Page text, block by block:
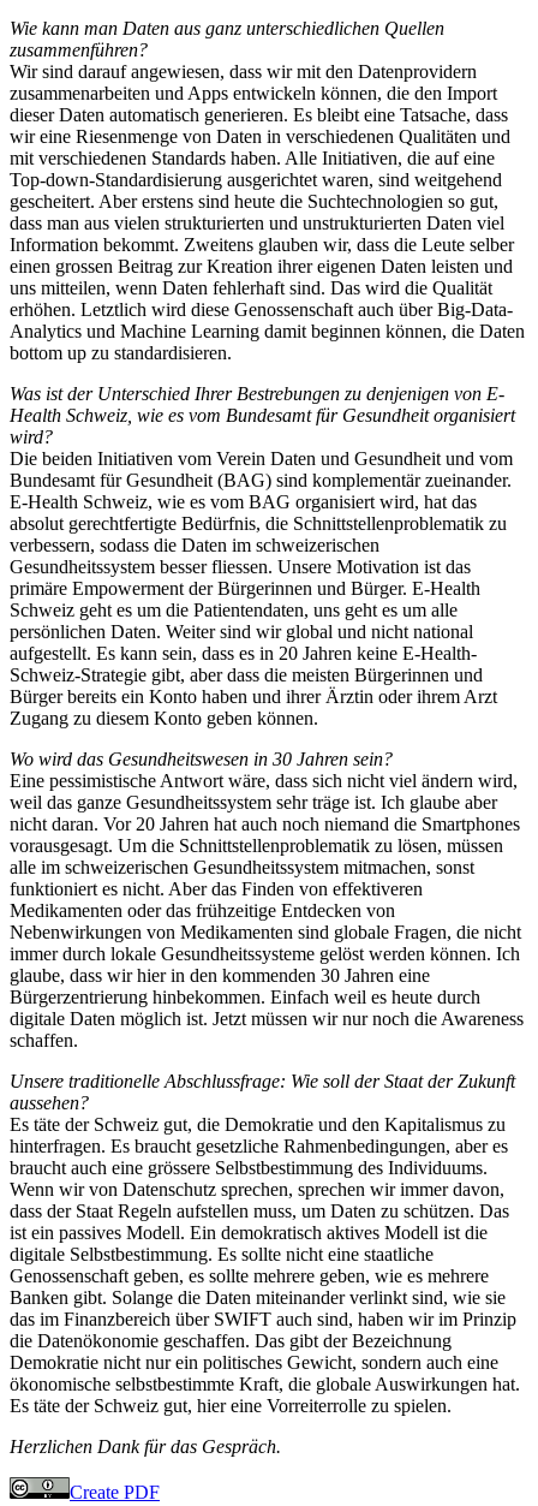
Wie kann man Daten aus ganz unterschiedlichen Quellen
zusammenführen?
Wir sind darauf angewiesen, dass wir mit den Datenprovidern
zusammenarbeiten und Apps entwickeln können, die den Import
dieser Daten automatisch generieren. Es bleibt eine Tatsache, dass
wir eine Riesenmenge von Daten in verschiedenen Qualitäten und
mit verschiedenen Standards haben. Alle Initiativen, die auf eine
Top-down-Standardisierung ausgerichtet waren, sind weitgehend
gescheitert. Aber erstens sind heute die Suchtechnologien so gut,
dass man aus vielen strukturierten und unstrukturierten Daten viel
Information bekommt. Zweitens glauben wir, dass die Leute selber
einen grossen Beitrag zur Kreation ihrer eigenen Daten leisten und
uns mitteilen, wenn Daten fehlerhaft sind. Das wird die Qualität
erhöhen. Letztlich wird diese Genossenschaft auch über Big-Data-
Analytics und Machine Learning damit beginnen können, die Daten
bottom up zu standardisieren.
Was ist der Unterschied Ihrer Bestrebungen zu denjenigen von E-
Health Schweiz, wie es vom Bundesamt für Gesundheit organisiert
wird?
Die beiden Initiativen vom Verein Daten und Gesundheit und vom
Bundesamt für Gesundheit (BAG) sind komplementär zueinander.
E-Health Schweiz, wie es vom BAG organisiert wird, hat das
absolut gerechtfertigte Bedürfnis, die Schnittstellenproblematik zu
verbessern, sodass die Daten im schweizerischen
Gesundheitssystem besser fliessen. Unsere Motivation ist das
primäre Empowerment der Bürgerinnen und Bürger. E-Health
Schweiz geht es um die Patientendaten, uns geht es um alle
persönlichen Daten. Weiter sind wir global und nicht national
aufgestellt. Es kann sein, dass es in 20 Jahren keine E-Health-
Schweiz-Strategie gibt, aber dass die meisten Bürgerinnen und
Bürger bereits ein Konto haben und ihrer Ärztin oder ihrem Arzt
Zugang zu diesem Konto geben können.
Wo wird das Gesundheitswesen in 30 Jahren sein?
Eine pessimistische Antwort wäre, dass sich nicht viel ändern wird,
weil das ganze Gesundheitssystem sehr träge ist. Ich glaube aber
nicht daran. Vor 20 Jahren hat auch noch niemand die Smartphones
vorausgesagt. Um die Schnittstellenproblematik zu lösen, müssen
alle im schweizerischen Gesundheitssystem mitmachen, sonst
funktioniert es nicht. Aber das Finden von effektiveren
Medikamenten oder das frühzeitige Entdecken von
Nebenwirkungen von Medikamenten sind globale Fragen, die nicht
immer durch lokale Gesundheitssysteme gelöst werden können. Ich
glaube, dass wir hier in den kommenden 30 Jahren eine
Bürgerzentrierung hinbekommen. Einfach weil es heute durch
digitale Daten möglich ist. Jetzt müssen wir nur noch die Awareness
schaffen.
Unsere traditionelle Abschlussfrage: Wie soll der Staat der Zukunft
aussehen?
Es täte der Schweiz gut, die Demokratie und den Kapitalismus zu
hinterfragen. Es braucht gesetzliche Rahmenbedingungen, aber es
braucht auch eine grössere Selbstbestimmung des Individuums.
Wenn wir von Datenschutz sprechen, sprechen wir immer davon,
dass der Staat Regeln aufstellen muss, um Daten zu schützen. Das
ist ein passives Modell. Ein demokratisch aktives Modell ist die
digitale Selbstbestimmung. Es sollte nicht eine staatliche
Genossenschaft geben, es sollte mehrere geben, wie es mehrere
Banken gibt. Solange die Daten miteinander verlinkt sind, wie sie
das im Finanzbereich über SWIFT auch sind, haben wir im Prinzip
die Datenökonomie geschaffen. Das gibt der Bezeichnung
Demokratie nicht nur ein politisches Gewicht, sondern auch eine
ökonomische selbstbestimmte Kraft, die globale Auswirkungen hat.
Es täte der Schweiz gut, hier eine Vorreiterrolle zu spielen.
Herzlichen Dank für das Gespräch.
Create PDF